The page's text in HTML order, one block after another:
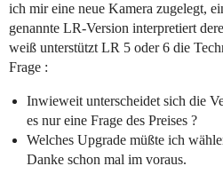
ich mir eine neue Kamera zugelegt,
genannte LR-Version interpretiert
weiß unterstützt LR 5 oder 6 die
Frage :
Inwieweit unterscheidet sich die
es nur eine Frage des Preises ?
Welches Upgrade müßte ich
Danke schon mal im voraus.